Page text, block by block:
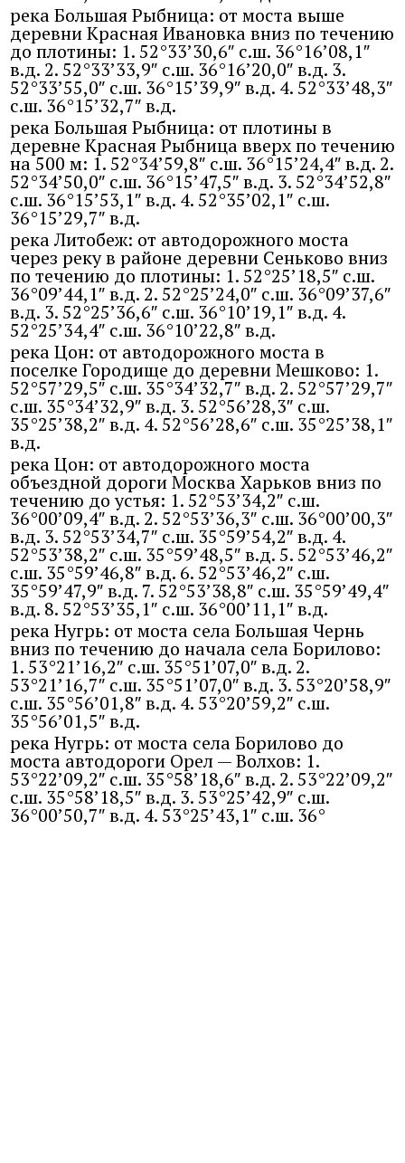
река Большая Рыбница: от моста выше
деревни Красная Ивановка вниз по течению
до плотины: 1. 52°33’30,6″ с.ш. 36°16’08,1″
в.д. 2. 52°33’33,9″ с.ш. 36°16’20,0″ в.д. 3.
52°33’55,0″ с.ш. 36°15’39,9″ в.д. 4. 52°33’48,3″
с.ш. 36°15’32,7″ в.д.
река Большая Рыбница: от плотины в
деревне Красная Рыбница вверх по течению
на 500 м: 1. 52°34’59,8″ с.ш. 36°15’24,4″ в.д. 2.
52°34’50,0″ с.ш. 36°15’47,5″ в.д. 3. 52°34’52,8″
с.ш. 36°15’53,1″ в.д. 4. 52°35’02,1″ с.ш.
36°15’29,7″ в.д.
река Литобеж: от автодорожного моста
через реку в районе деревни Сеньково вниз
по течению до плотины: 1. 52°25’18,5″ с.ш.
36°09’44,1″ в.д. 2. 52°25’24,0″ с.ш. 36°09’37,6″
в.д. 3. 52°25’36,6″ с.ш. 36°10’19,1″ в.д. 4.
52°25’34,4″ с.ш. 36°10’22,8″ в.д.
река Цон: от автодорожного моста в
поселке Городище до деревни Мешково: 1.
52°57’29,5″ с.ш. 35°34’32,7″ в.д. 2. 52°57’29,7″
с.ш. 35°34’32,9″ в.д. 3. 52°56’28,3″ с.ш.
35°25’38,2″ в.д. 4. 52°56’28,6″ с.ш. 35°25’38,1″
в.д.
река Цон: от автодорожного моста
объездной дороги Москва Харьков вниз по
течению до устья: 1. 52°53’34,2″ с.ш.
36°00’09,4″ в.д. 2. 52°53’36,3″ с.ш. 36°00’00,3″
в.д. 3. 52°53’34,7″ с.ш. 35°59’54,2″ в.д. 4.
52°53’38,2″ с.ш. 35°59’48,5″ в.д. 5. 52°53’46,2″
с.ш. 35°59’46,8″ в.д. 6. 52°53’46,2″ с.ш.
35°59’47,9″ в.д. 7. 52°53’38,8″ с.ш. 35°59’49,4″
в.д. 8. 52°53’35,1″ с.ш. 36°00’11,1″ в.д.
река Нугрь: от моста села Большая Чернь
вниз по течению до начала села Борилово:
1. 53°21’16,2″ с.ш. 35°51’07,0″ в.д. 2.
53°21’16,7″ с.ш. 35°51’07,0″ в.д. 3. 53°20’58,9″
с.ш. 35°56’01,8″ в.д. 4. 53°20’59,2″ с.ш.
35°56’01,5″ в.д.
река Нугрь: от моста села Борилово до
моста автодороги Орел — Волхов: 1.
53°22’09,2″ с.ш. 35°58’18,6″ в.д. 2. 53°22’09,2″
с.ш. 35°58’18,5″ в.д. 3. 53°25’42,9″ с.ш.
36°00’50,7″ в.д. 4. 53°25’43,1″ с.ш. 36°